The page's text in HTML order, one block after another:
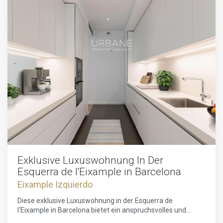
Exklusive Luxuswohnung In Der
Esquerra de l'Eixample in Barcelona
Eixample Izquierdo
Diese exklusive Luxuswohnung in der Esquerra de
l'Eixample in Barcelona bietet ein anspruchsvolles und